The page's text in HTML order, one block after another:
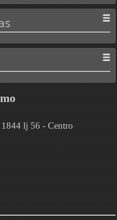
lj 56 - Centro